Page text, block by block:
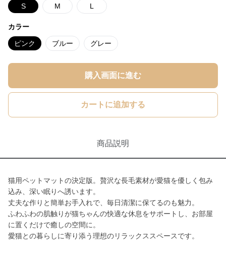
S M L
カラー
ピンク ブルー グレー
購入画面に進む
カートに追加する
商品説明
猫用ペットマットの決定版。贅沢な長毛素材が愛猫を優しく包み
込み、深い眠りへ誘います。
丈夫な作りと簡単お手入れで、毎日清潔に保てるのも魅力。
ふわふわの肌触りが猫ちゃんの快適な休息をサポートし、お部屋
に置くだけで癒しの空間に。
愛猫との暮らしに寄り添う理想のリラックススペースです。